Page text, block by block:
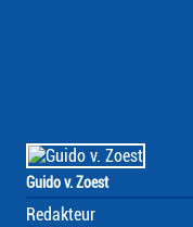
Guido v. Zoest
Redakteur